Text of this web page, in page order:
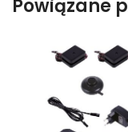
Powiązane